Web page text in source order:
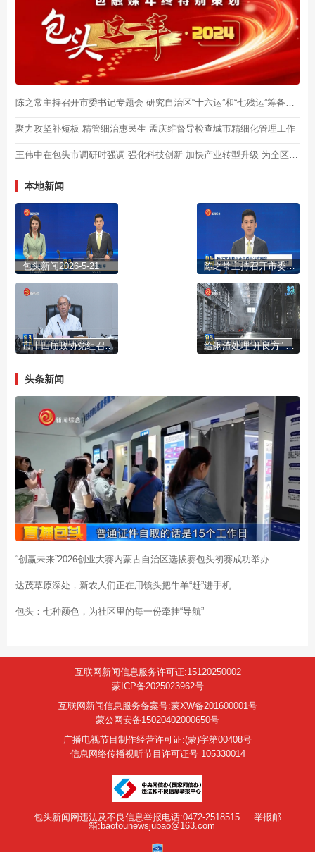
陈之常主持召开市委书记专题会 研究自治区“十六运”和“七残运”筹备工作
聚力攻坚补短板 精管细治惠民生 孟庆维督导检查城市精细化管理工作
王伟中在包头市调研时强调 强化科技创新 加快产业转型升级 为全区高质量发展作出更大贡献
本地新闻
包头新闻2026-5-21 陈之常主持召开市委书记专题会 研究自治区“十六运”和“七残运”筹备工作
市十四届政协党组召开第92次会议 给钢渣处理“开良方” 让绿色高效“结硕果”
头条新闻
“创赢未来”2026创业大赛内蒙古自治区选拔赛包头初赛成功举办
达茂草原深处，新农人们正在用镜头把牛羊“赶”进手机
包头：七种颜色，为社区里的每一份牵挂“导航”
互联网新闻信息服务许可证:15120250002
蒙ICP备2025023962号
互联网新闻信息服务备案号:蒙XW备201600001号
蒙公网安备15020402000650号
广播电视节目制作经营许可证:(蒙)字第00408号
信息网络传播视听节目许可证号 105330014
包头新闻网违法及不良信息举报电话:0472-2518515
举报邮
箱:baotounewsjubao@163.com